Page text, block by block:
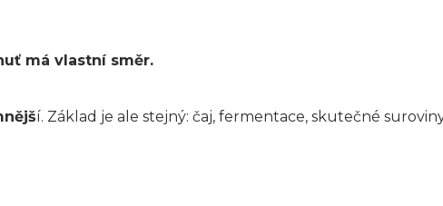
má vlastní směr.
í. Základ je ale stejný: čaj, fermentace, skutečné